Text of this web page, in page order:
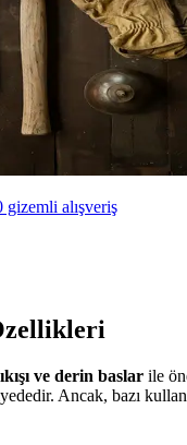
gizemli alışveriş
ve derin baslar ile
Ancak, bazı